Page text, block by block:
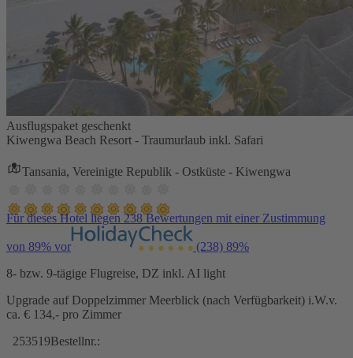
Ausflugspaket geschenkt
Kiwengwa Beach Resort - Traumurlaub inkl. Safari
Tansania, Vereinigte Republik - Ostküste - Kiwengwa
Für dieses Hotel liegen 238 Bewertungen mit einer Zustimmung
von 89% vor (238) 89%
8- bzw. 9-tägige Flugreise, DZ inkl. AI light
Upgrade auf Doppelzimmer Meerblick (nach Verfügbarkeit) i.W.v.
ca. € 134,- pro Zimmer
253519Bestellnr.: